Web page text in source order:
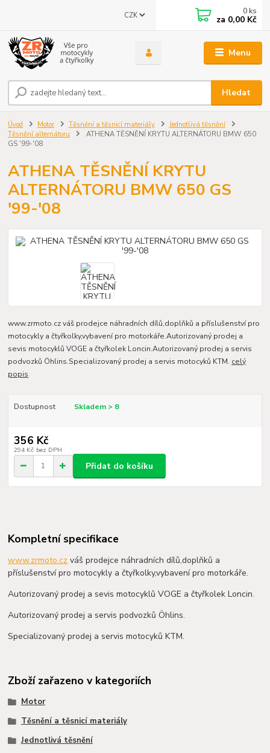
Menu
CZK
Hledat
0 ks
za 0,00 Kč
Úvod Motor Těsnění a těsnicí materiály
Jednotlivá těsnění
Těsnění alternátoru
ATHENA TĚSNĚNÍ KRYTU ALTERNÁTORU BMW 650
GS '99-'08
ATHENA TĚSNĚNÍ KRYTU
ALTERNÁTORU BMW 650 GS
'99-'08
www.zrmoto.cz váš prodejce náhradních dílů,doplňků a příslušenství pro
motocykly a čtyřkolky,vybavení pro motorkáře.Autorizovaný prodej a
sevis motocyklů VOGE a čtyřkolek Loncin.Autorizovaný prodej a servis
podvozků Öhlins.Specializovaný prodej a servis motocyků KTM. celý
popis
Dostupnost Skladem > 8
356 Kč
294 Kč bez DPH
Přidat do košíku
Kompletní specifikace
www.zrmoto.cz váš prodejce náhradních dílů,doplňků a
příslušenství pro motocykly a čtyřkolky,vybavení pro motorkáře.
Autorizovaný prodej a sevis motocyklů VOGE a čtyřkolek Loncin.
Autorizovaný prodej a servis podvozků Öhlins.
Specializovaný prodej a servis motocyků KTM.
Zboží zařazeno v kategoriích
Motor
Těsnění a těsnicí materiály
Jednotlivá těsnění